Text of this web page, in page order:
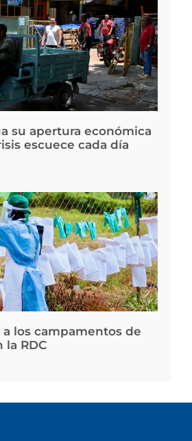
su apertura económica
escuece cada día
a los campamentos de
la RDC